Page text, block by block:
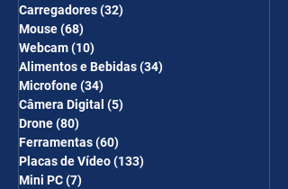
Carregadores(32)
Mouse(68)
Webcam(10)
Alimentos e Bebidas(34)
Microfone(34)
Câmera Digital (5)
Drone(80)
Ferramentas(60)
Placas de Vídeo(133)
Mini PC(7)